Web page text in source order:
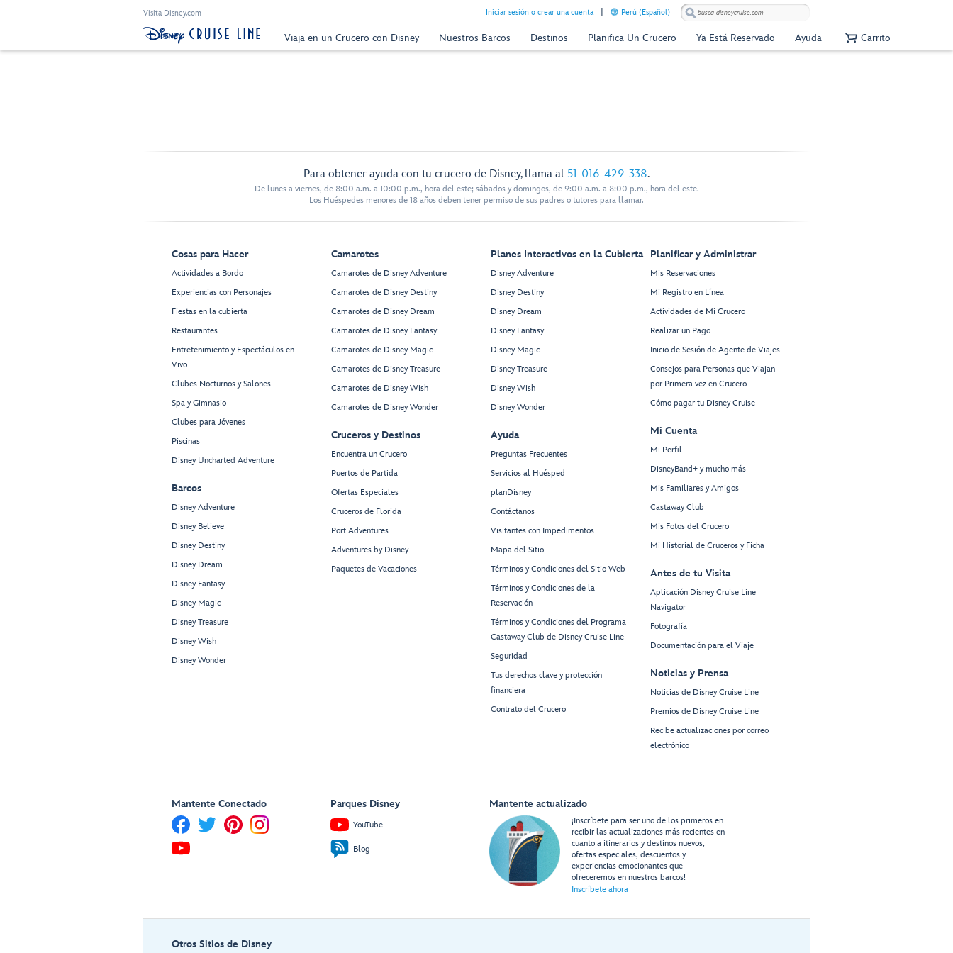
Visita Disney.com Iniciar sesión o crear una cuenta Perú (Español)
Viaja en un Crucero con Disney Nuestros Barcos Destinos Planifica Un Crucero Ya Está Reservado Ayuda Carrito
Para obtener ayuda con tu crucero de Disney, llama al 51-016-429-338.
De lunes a viernes, de 8:00 a.m. a 10:00 p.m., hora del este; sábados y domingos, de 9:00 a.m. a 8:00 p.m., hora del este.
Los Huéspedes menores de 18 años deben tener permiso de sus padres o tutores para llamar.
Cosas para Hacer
Actividades a Bordo
Experiencias con Personajes
Fiestas en la cubierta
Restaurantes
Entretenimiento y Espectáculos en
Vivo
Clubes Nocturnos y Salones
Spa y Gimnasio
Clubes para Jóvenes
Piscinas
Disney Uncharted Adventure
Barcos
Disney Adventure
Disney Believe
Disney Destiny
Disney Dream
Disney Fantasy
Disney Magic
Disney Treasure
Disney Wish
Disney Wonder
Camarotes
Camarotes de Disney Adventure
Camarotes de Disney Destiny
Camarotes de Disney Dream
Camarotes de Disney Fantasy
Camarotes de Disney Magic
Camarotes de Disney Treasure
Camarotes de Disney Wish
Camarotes de Disney Wonder
Cruceros y Destinos
Encuentra un Crucero
Puertos de Partida
Ofertas Especiales
Cruceros de Florida
Port Adventures
Adventures by Disney
Paquetes de Vacaciones
Planes Interactivos en la Cubierta
Disney Adventure
Disney Destiny
Disney Dream
Disney Fantasy
Disney Magic
Disney Treasure
Disney Wish
Disney Wonder
Ayuda
Preguntas Frecuentes
Servicios al Huésped
planDisney
Contáctanos
Visitantes con Impedimentos
Mapa del Sitio
Términos y Condiciones del Sitio Web
Términos y Condiciones de la
Reservación
Términos y Condiciones del Programa
Castaway Club de Disney Cruise Line
Seguridad
Tus derechos clave y protección
financiera
Contrato del Crucero
Planificar y Administrar
Mis Reservaciones
Mi Registro en Línea
Actividades de Mi Crucero
Realizar un Pago
Inicio de Sesión de Agente de Viajes
Consejos para Personas que Viajan
por Primera vez en Crucero
Cómo pagar tu Disney Cruise
Mi Cuenta
Mi Perfil
DisneyBand+ y mucho más
Mis Familiares y Amigos
Castaway Club
Mis Fotos del Crucero
Mi Historial de Cruceros y Ficha
Antes de tu Visita
Aplicación Disney Cruise Line
Navigator
Fotografía
Documentación para el Viaje
Noticias y Prensa
Noticias de Disney Cruise Line
Premios de Disney Cruise Line
Recibe actualizaciones por correo
electrónico
Mantente Conectado Parques Disney
YouTube
Blog
Mantente actualizado
¡Inscríbete para ser uno de los primeros en
recibir las actualizaciones más recientes en
cuanto a itinerarios y destinos nuevos,
ofertas especiales, descuentos y
experiencias emocionantes que
ofreceremos en nuestros barcos!
Inscríbete ahora
Otros Sitios de Disney